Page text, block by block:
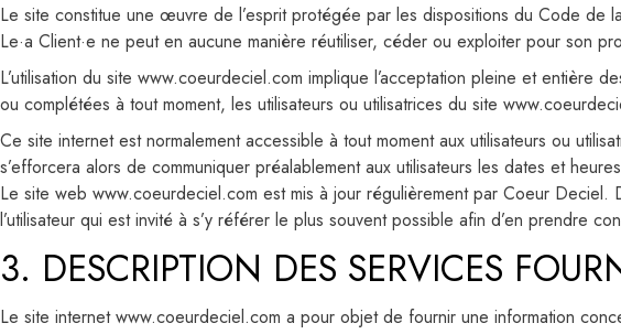
Le site constitue une œuvre de l’esprit protégée par les dispositions du Code de
Le·a Client·e ne peut en aucune manière réutiliser, céder ou exploiter pour son
L’utilisation du site www.coeurdeciel.com implique l’acceptation pleine et entière
ou complétées à tout moment, les utilisateurs ou utilisatrices du site
Ce site internet est normalement accessible à tout moment aux utilisateurs ou
s’efforcera alors de communiquer préalablement aux utilisateurs les dates et
Le site web www.coeurdeciel.com est mis à jour régulièrement par Coeur Deciel.
l’utilisateur qui est invité à s’y référer le plus souvent possible afin d’en prendre
3. DESCRIPTION DES SERVICES
Le site internet www.coeurdeciel.com a pour objet de fournir une information